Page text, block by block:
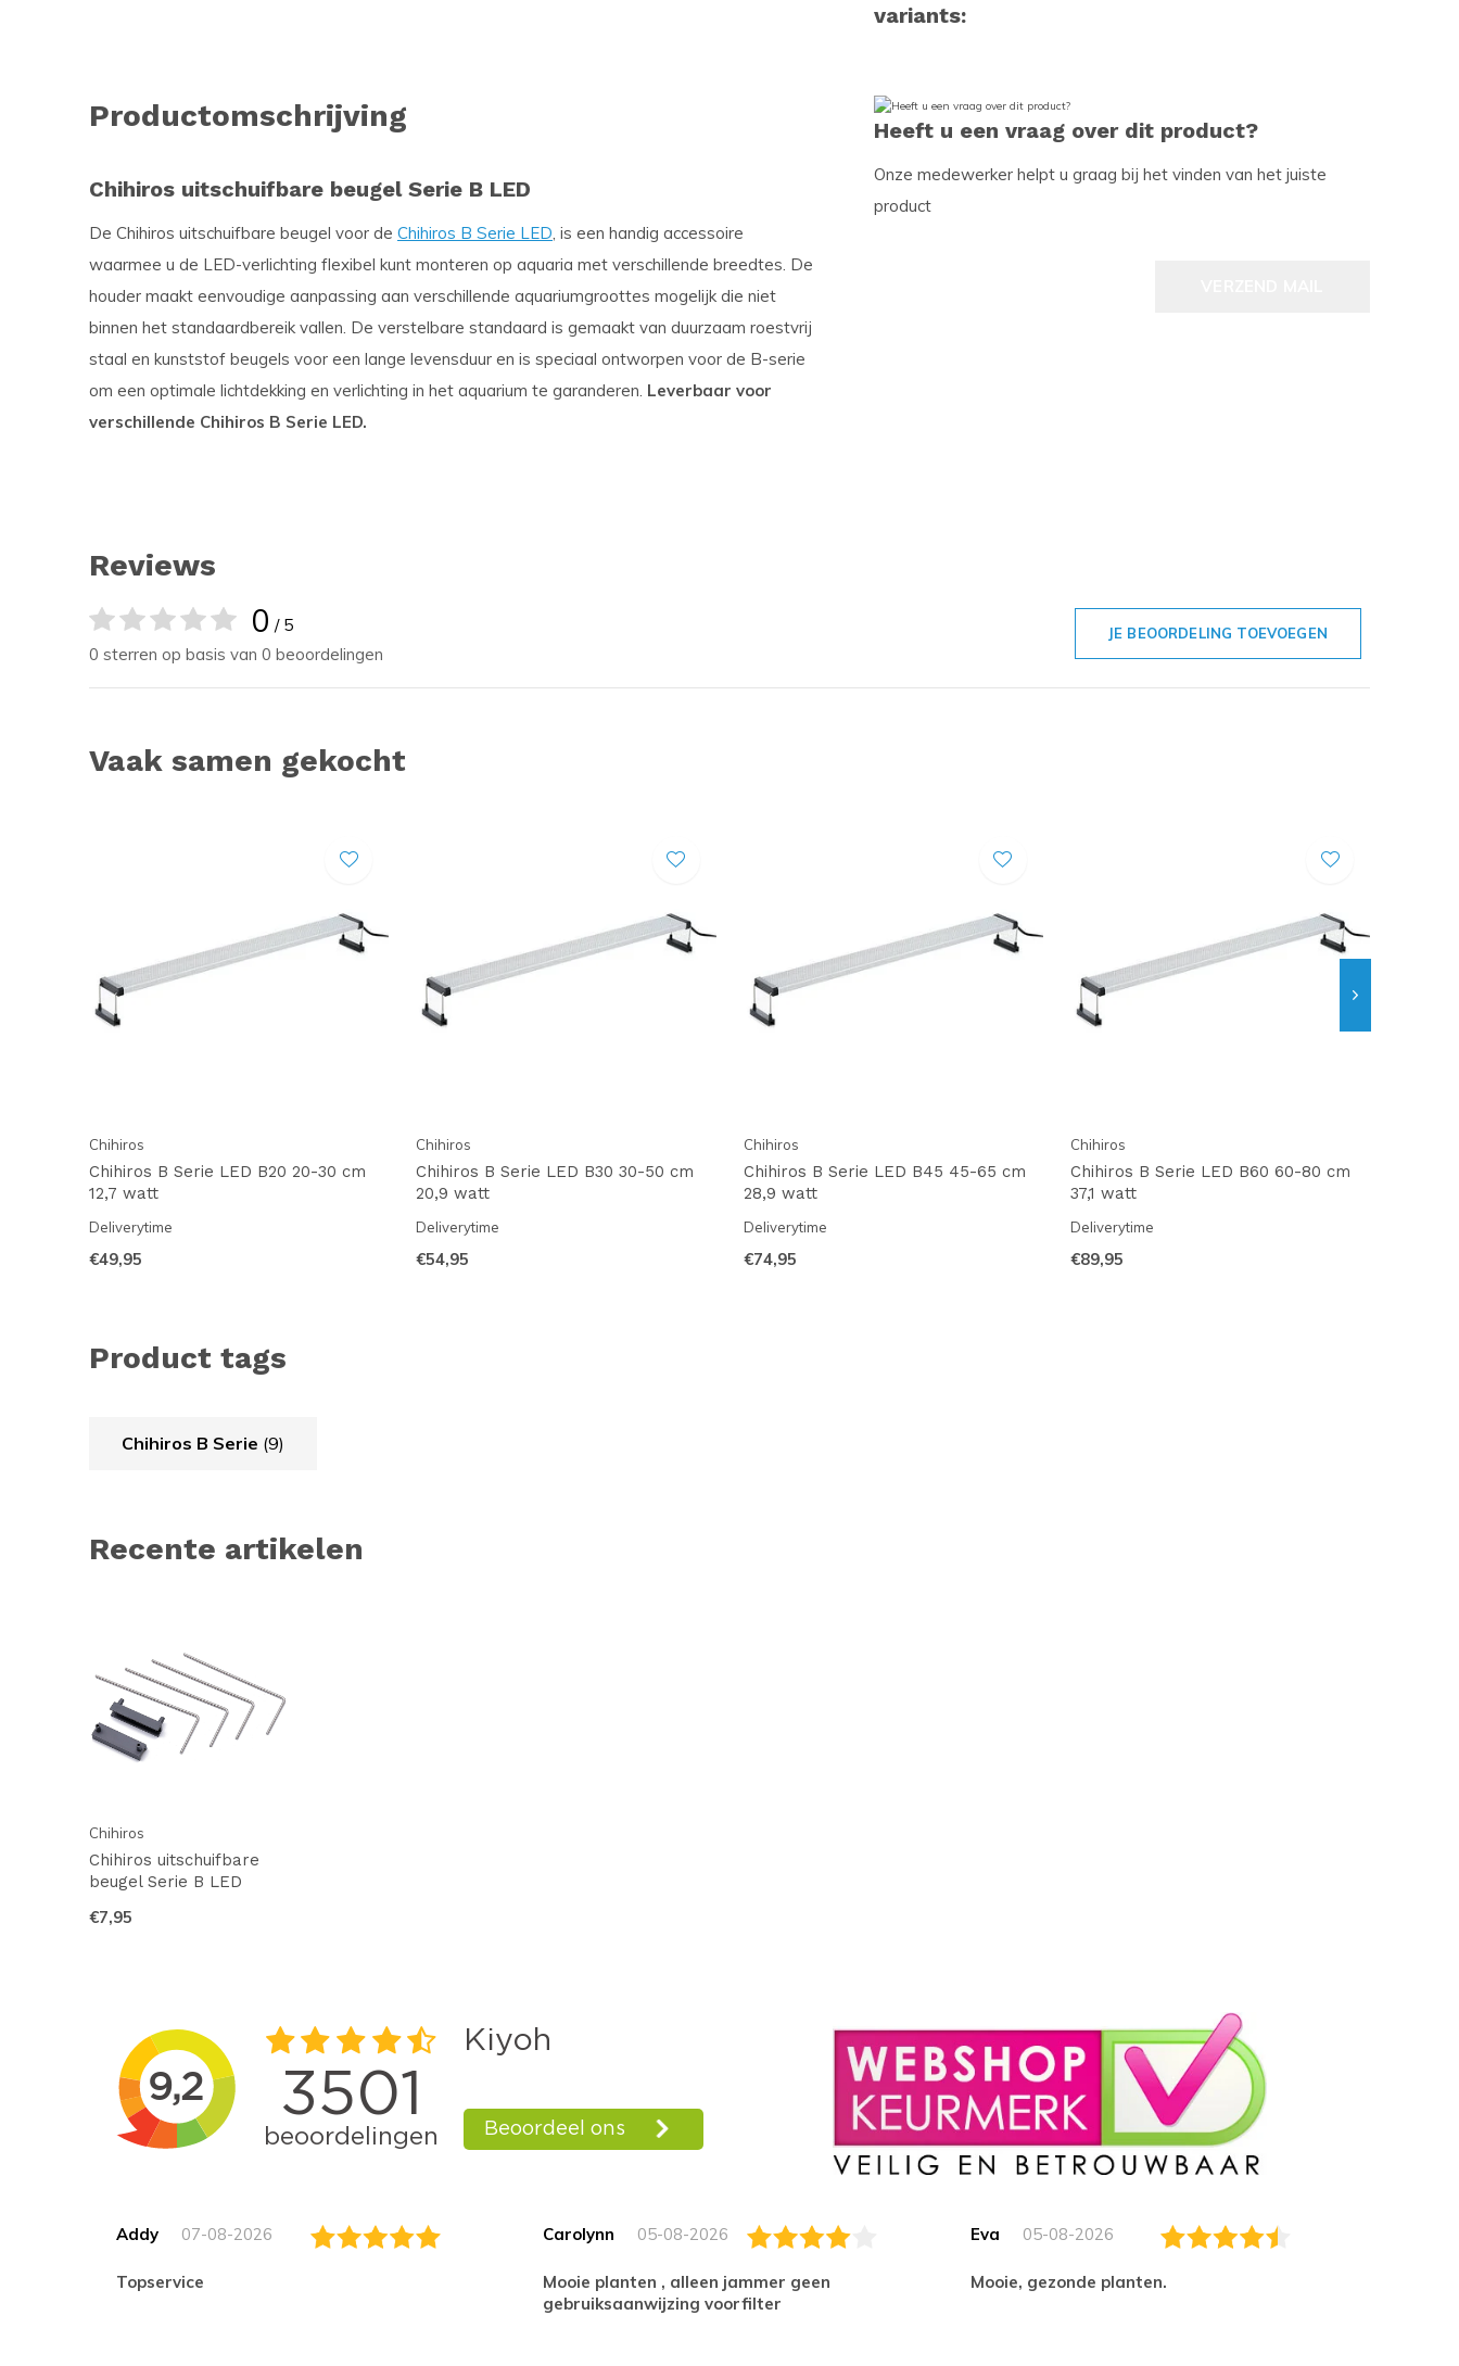
variants:
Productomschrijving
Chihiros uitschuifbare beugel Serie B LED
De Chihiros uitschuifbare beugel voor de Chihiros B Serie LED, is een handig accessoire
waarmee u de LED-verlichting flexibel kunt monteren op aquaria met verschillende breedtes. De
houder maakt eenvoudige aanpassing aan verschillende aquariumgroottes mogelijk die niet
binnen het standaardbereik vallen. De verstelbare standaard is gemaakt van duurzaam roestvrij
staal en kunststof beugels voor een lange levensduur en is speciaal ontworpen voor de B-serie
om een ​​optimale lichtdekking en verlichting in het aquarium te garanderen. Leverbaar voor
verschillende Chihiros B Serie LED.
Heeft u een vraag over dit product?
Onze medewerker helpt u graag bij het vinden van het juiste
product
Reviews
0 / 5
0 sterren op basis van 0 beoordelingen
JE BEOORDELING TOEVOEGEN
Vaak samen gekocht
Chihiros
Chihiros B Serie LED B20 20-30 cm
12,7 watt
Deliverytime
€49,95
Chihiros
Chihiros B Serie LED B30 30-50 cm
20,9 watt
Deliverytime
€54,95
Chihiros
Chihiros B Serie LED B45 45-65 cm
28,9 watt
Deliverytime
€74,95
Chihiros
Chihiros B Serie LED B60 60-80 cm
37,1 watt
Deliverytime
€89,95
Product tags
Chihiros B Serie (9)
Recente artikelen
Chihiros
Chihiros uitschuifbare
beugel Serie B LED
€7,95
Addy 07-08-2026
topservice
Carolynn 05-08-2026
Mooie planten , alleen jammer geen
gebruiksaanwijzing voorfilter
Eva 05-08-2026
Mooie, gezonde planten.